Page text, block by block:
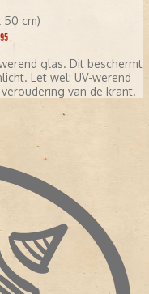
50 cm)
glas. Dit beschermt
Let wel: UV-werend
van de krant.